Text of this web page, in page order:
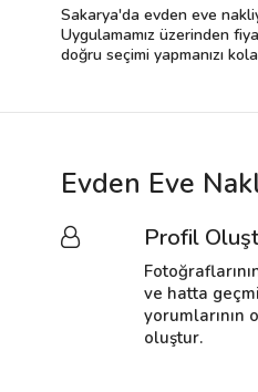
Sakarya'da evden eve
Uygulamamız üzerinden
doğru seçimi yapmanızı
Evden Eve
Profil
ve hatta
yorumlarının
oluştur.